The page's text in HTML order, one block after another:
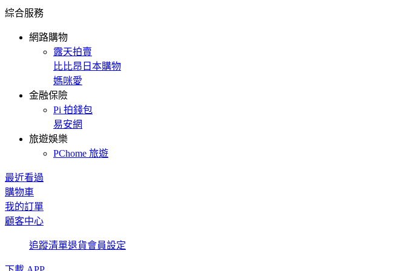
綜合服務
網路購物
露天拍賣
比比昂日本購物
媽咪愛
金融保險
Pi 拍錢包
易安網
旅遊娛樂
PChome 旅遊
最近看過
購物車
我的訂單
顧客中心
追蹤清單退貨會員設定